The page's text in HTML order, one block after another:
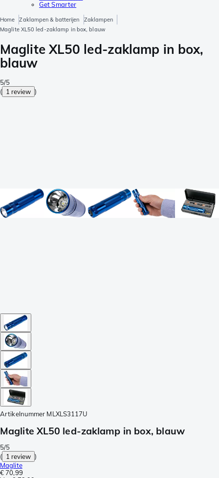
Get Smarter
Home Zaklampen & batterijen
Zaklampen
Maglite XL50 led-zaklamp in box, blauw
Maglite XL50 led-zaklamp in box,
blauw
5/5
( 1 review )
Artikelnummer MLXLS3117U
Maglite XL50 led-zaklamp in box, blauw
5/5
( 1 review )
Maglite
€ 70,99